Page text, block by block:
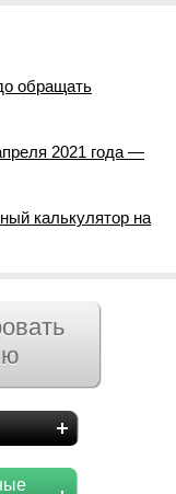
обращать
2021 года —
калькулятор на